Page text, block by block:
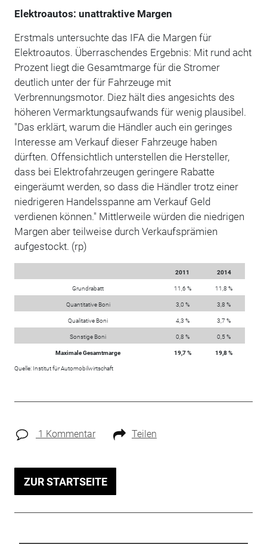
Elektroautos: unattraktive Margen
Erstmals untersuchte das IFA die Margen für
Elektroautos. Überraschendes Ergebnis: Mit rund acht
Prozent liegt die Gesamtmarge für die Stromer
deutlich unter der für Fahrzeuge mit
Verbrennungsmotor. Diez hält dies angesichts des
höheren Vermarktungsaufwands für wenig plausibel.
"Das erklärt, warum die Händler auch ein geringes
Interesse am Verkauf dieser Fahrzeuge haben
dürften. Offensichtlich unterstellen die Hersteller,
dass bei Elektrofahrzeugen geringere Rabatte
eingeräumt werden, so dass die Händler trotz einer
niedrigeren Handelsspanne am Verkauf Geld
verdienen können." Mittlerweile würden die niedrigen
Margen aber teilweise durch Verkaufsprämien
aufgestockt. (rp)
2011 2014
Grundrabatt 11,6 % 11,8 %
Quantitative Boni 3,0 % 3,8 %
Qualitative Boni 4,3 % 3,7 %
Sonstige Boni 0,8 % 0,5 %
Maximale Gesamtmarge 19,7 % 19,8 %
Quelle: Institut für Automobilwirtschaft
1 Kommentar Teilen
ZUR STARTSEITE